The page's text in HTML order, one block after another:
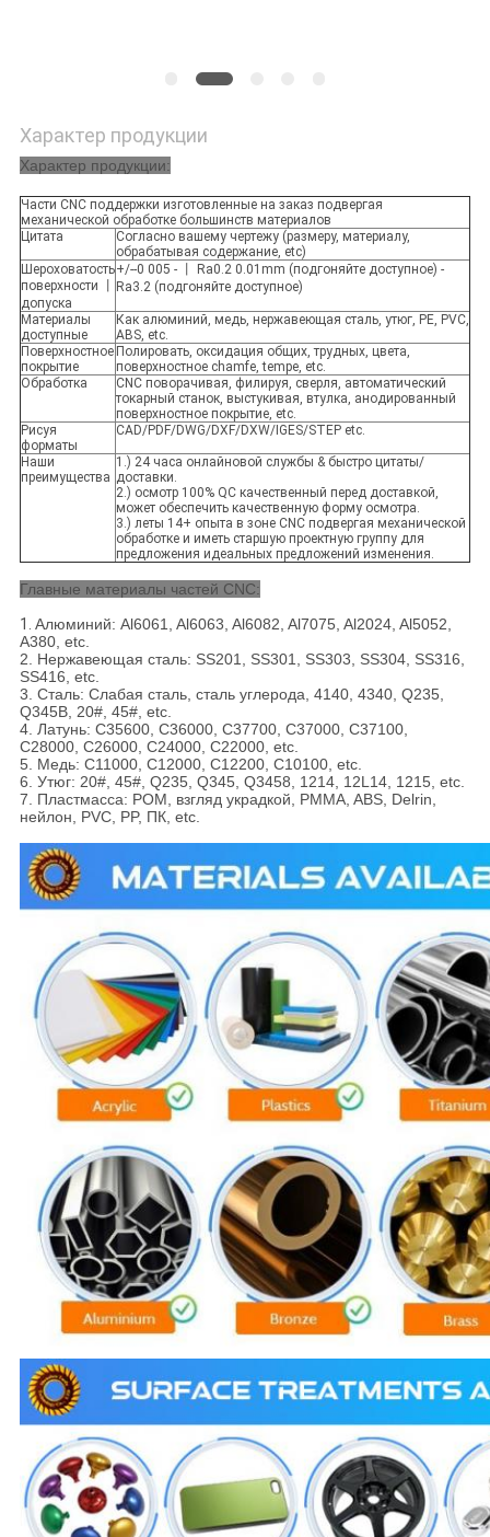
Характер продукции
Характер продукции:
Части CNC поддержки изготовленные на заказ подвергая
механической обработке большинств материалов
Цитата
Согласно вашему чертежу (размеру, материалу,
обрабатывая содержание, etc)
Шероховатость
поверхности 丨
допуска
+/--0 005 - 丨 Ra0.2 0.01mm (подгоняйте доступное) -
Ra3.2 (подгоняйте доступное)
Материалы
доступные
Как алюминий, медь, нержавеющая сталь, утюг, PE, PVC,
ABS, etc.
Поверхностное
покрытие
Полировать, оксидация общих, трудных, цвета,
поверхностное chamfe, tempe, etc.
Обработка
CNC поворачивая, филируя, сверля, автоматический
токарный станок, выстукивая, втулка, анодированный
поверхностное покрытие, etc.
Рисуя
форматы
CAD/PDF/DWG/DXF/DXW/IGES/STEP etc.
Наши
преимущества
1.) 24 часа онлайновой службы & быстро цитаты/
доставки.
2.) осмотр 100% QC качественный перед доставкой,
может обеспечить качественную форму осмотра.
3.) леты 14+ опыта в зоне CNC подвергая механической
обработке и иметь старшую проектную группу для
предложения идеальных предложений изменения.
Главные материалы частей CNC:
1. Алюминий: Al6061, Al6063, Al6082, Al7075, Al2024, Al5052,
A380, etc.
2. Нержавеющая сталь: SS201, SS301, SS303, SS304, SS316,
SS416, etc.
3. Сталь: Слабая сталь, сталь углерода, 4140, 4340, Q235,
Q345B, 20#, 45#, etc.
4. Латунь: C35600, C36000, C37700, C37000, C37100,
C28000, C26000, C24000, C22000, etc.
5. Медь: C11000, C12000, C12200, C10100, etc.
6. Утюг: 20#, 45#, Q235, Q345, Q3458, 1214, 12L14, 1215, etc.
7. Пластмасса: POM, взгляд украдкой, PMMA, ABS, Delrin,
нейлон, PVC, PP, ПК, etc.